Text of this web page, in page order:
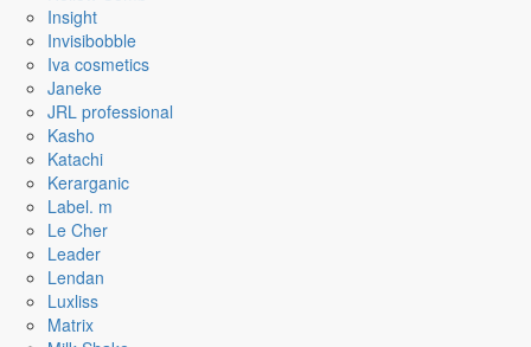
Insight
Invisibobble
Iva cosmetics
Janeke
JRL professional
Kasho
Katachi
Kerarganic
Label. m
Le Cher
Leader
Lendan
Luxliss
Matrix